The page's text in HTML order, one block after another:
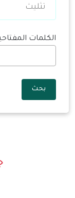
تثليث
الكلمات
بحث